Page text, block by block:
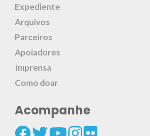
Expediente
Arquivos
Parceiros
Apoiadores
Imprensa
Como doar
Acompanhe